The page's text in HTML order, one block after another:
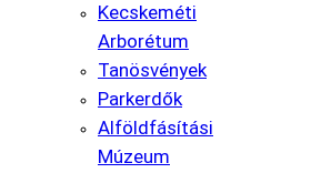
Kecskeméti
Arborétum
Tanösvények
Parkerdők
Alföldfásítási
Múzeum